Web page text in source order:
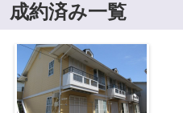
成約済み一覧